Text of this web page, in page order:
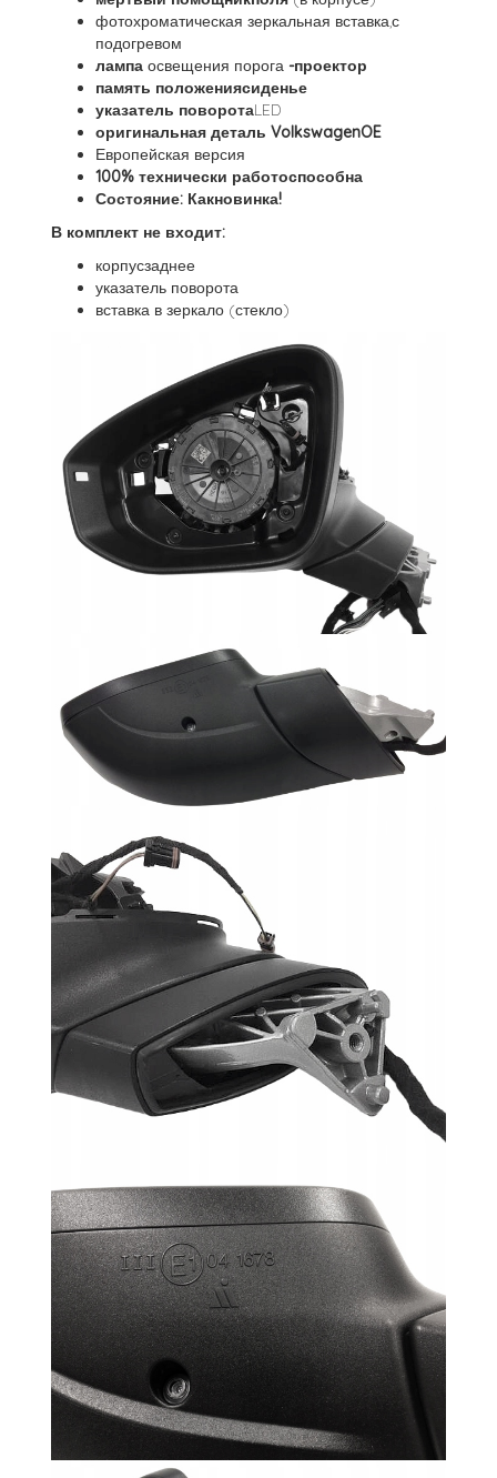
фотохроматическая зеркальная вставка,с
подогревом
лампа освещения порога -проектор
память положениясиденье
указатель поворотаLED
оригинальная деталь VolkswagenOE
Европейская версия
100% технически работоспособна
Состояние: Какновинка!
В комплект не входит:
корпусзаднее
указатель поворота
вставка в зеркало (стекло)